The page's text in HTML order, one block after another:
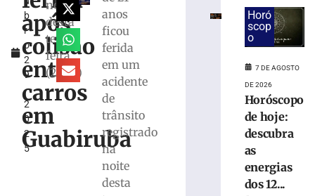
b
r
o
2
9
,
2
0
2
5
após
colisão
entre
carros
em
Guabiruba
noite
desta
terça-
feira
(28/10)
anos
ficou
ferida
em um
acidente
de
trânsito
registrado
na
noite
desta
máquina
mobiliza
Bombeiros,
Brusque
Horó
scop
o
7 DE AGOSTO
DE 2026
Horóscopo
de hoje:
descubra
as
energias
dos 12...